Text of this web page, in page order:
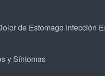
de Estomago Infección
y Síntomas